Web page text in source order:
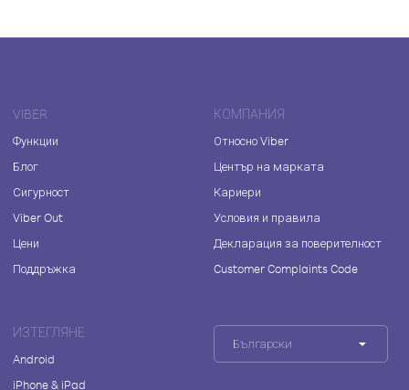
VIBER
Функции
Блог
Сигурност
Viber Out
Цени
Поддръжка
КОМПАНИЯ
Относно Viber
Център на марката
Кариери
Условия и правила
Декларация за поверителност
Customer Complaints Code
ИЗТЕГЛЯНЕ
Android
iPhone & iPad
Български